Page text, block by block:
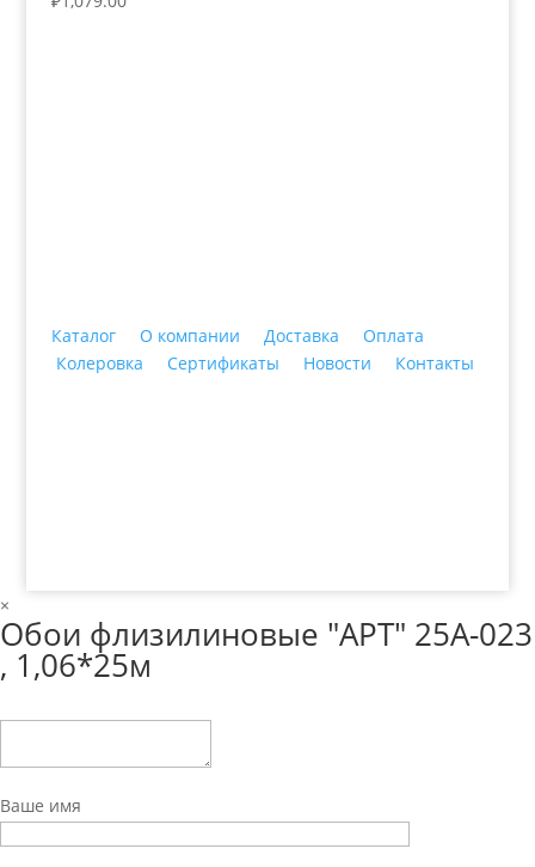
Каталог О компании Доставка
Оплата
Колеровка
Сертификаты Новости Контакты
×
Обои флизилиновые "АРТ" 25А-023
, 1,06*25м
Ваше имя